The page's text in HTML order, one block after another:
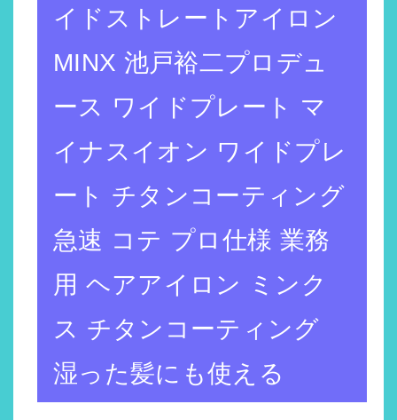
イドストレートアイロン
MINX 池戸裕二プロデュ
ース ワイドプレート マ
イナスイオン ワイドプレ
ート チタンコーティング
急速 コテ プロ仕様 業務
用 ヘアアイロン ミンク
ス チタンコーティング
湿った髪にも使える